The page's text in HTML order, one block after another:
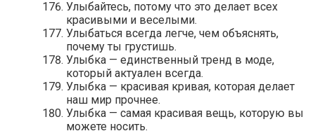
Улыбайтесь, потому что это делает всех
красивыми и веселыми.
Улыбаться всегда легче, чем объяснять,
почему ты грустишь.
Улыбка — единственный тренд в моде,
который актуален всегда.
Улыбка — красивая кривая, которая делает
наш мир прочнее.
Улыбка — самая красивая вещь, которую вы
можете носить.